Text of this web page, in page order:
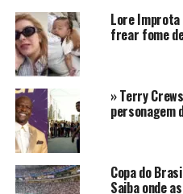
que, apesar das
como Vini Jr. e Casemiro, o
para encontrar espaços
adversárias.
Além disso, a saída de bola
equipe enfrentando desafios
limpa até o último terço do
Equador foi um fator que
chances claras de gol,
Lore Improta
frear fome
» Terry
personagem
Copa do
Saiba onde